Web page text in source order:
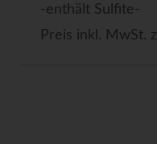
-enthält Sulfite-
Preis inkl. MwSt.